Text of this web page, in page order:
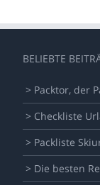
BELIEBTE
> Packtor, der
> Checkliste
> Packliste
> Die besten